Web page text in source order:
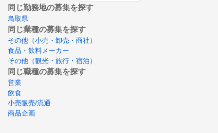
同じ勤務地の募集を探す
鳥取県
同じ業種の募集を探す
その他（小売・卸売・商社）
食品・飲料メーカー
その他（観光・旅行・宿泊）
同じ職種の募集を探す
営業
飲食
小売販売/流通
商品企画